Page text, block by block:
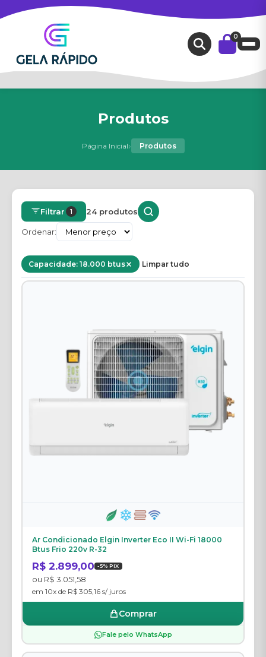
0
Produtos
Página Inicial› Produtos
Filtrar 1 24 produtos
Ordenar:
Capacidade: 18.000 btus Limpar tudo
Ar Condicionado Elgin Inverter Eco II Wi-Fi 18000
Btus Frio 220v R-32
R$ 2.899,00 -5% PIX
ou R$ 3.051,58
em 10x de R$ 305,16 s/ juros
Comprar
Fale pelo WhatsApp